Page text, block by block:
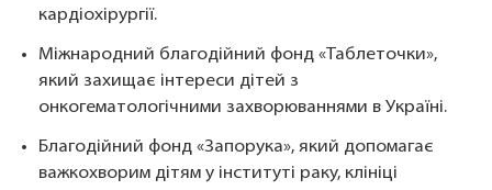
кардіохірургії.
Міжнародний благодійний фонд «Таблеточки»,
який захищає інтереси дітей з
онкогематологічними захворюваннями в Україні.
Благодійний фонд «Запорука», який допомагає
важкохворим дітям у інституті раку, клініці